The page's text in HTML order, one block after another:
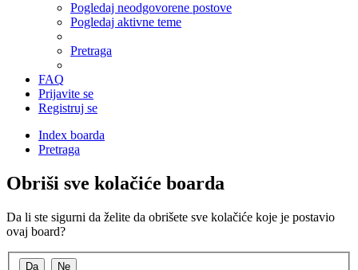
Pogledaj neodgovorene postove
Pogledaj aktivne teme
Pretraga
FAQ
Prijavite se
Registruj se
Index boarda
Pretraga
Obriši sve kolačiće boarda
Da li ste sigurni da želite da obrišete sve kolačiće koje je postavio
ovaj board?